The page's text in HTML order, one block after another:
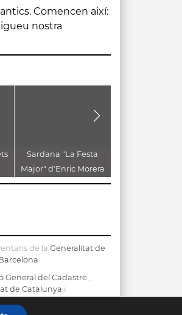
Sardana "La Festa
Major" d'Enric Morera
de la Generalitat de
.
General del Cadastre ,
de Catalunya i